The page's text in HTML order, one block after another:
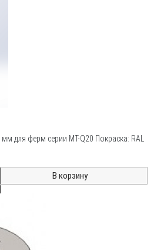
для ферм серии MT-Q20 Покраска: RAL